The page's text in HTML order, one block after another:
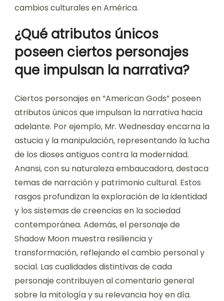
cambios culturales en América.
¿Qué atributos únicos
poseen ciertos personajes
que impulsan la narrativa?
Ciertos personajes en “American Gods” poseen
atributos únicos que impulsan la narrativa hacia
adelante. Por ejemplo, Mr. Wednesday encarna la
astucia y la manipulación, representando la lucha
de los dioses antiguos contra la modernidad.
Anansi, con su naturaleza embaucadora, destaca
temas de narración y patrimonio cultural. Estos
rasgos profundizan la exploración de la identidad
y los sistemas de creencias en la sociedad
contemporánea. Además, el personaje de
Shadow Moon muestra resiliencia y
transformación, reflejando el cambio personal y
social. Las cualidades distintivas de cada
personaje contribuyen al comentario general
sobre la mitología y su relevancia hoy en día.